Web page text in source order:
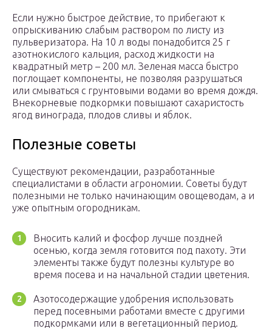
Если нужно быстрое действие, то прибегают к
опрыскиванию слабым раствором по листу из
пульверизатора. На 10 л воды понадобится 25 г
азотнокислого кальция, расход жидкости на
квадратный метр – 200 мл. Зеленая масса быстро
поглощает компоненты, не позволяя разрушаться
или смываться с грунтовыми водами во время дождя.
Внекорневые подкормки повышают сахаристость
ягод винограда, плодов сливы и яблок.
Полезные советы
Существуют рекомендации, разработанные
специалистами в области агрономии. Советы будут
полезными не только начинающим овощеводам, а и
уже опытным огородникам.
Вносить калий и фосфор лучше поздней
осенью, когда земля готовится под пахоту. Эти
элементы также будут полезны культуре во
время посева и на начальной стадии цветения.
Азотосодержащие удобрения использовать
перед посевными работами вместе с другими
подкормками или в вегетационный период.